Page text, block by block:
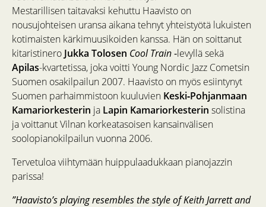
Mestarillisen taitavaksi kehuttu Haavisto on
nousujohteisen uransa aikana tehnyt yhteistyötä lukuisten
kotimaisten kärkimuusikoiden kanssa. Hän on soittanut
kitaristinero Jukka Tolosen Cool Train‐levyllä sekä
Apilas-kvartetissa, joka voitti Young Nordic Jazz Cometsin
Suomen osakilpailun 2007. Haavisto on myös esiintynyt
Suomen parhaimmistoon kuuluvien Keski­‐Pohjanmaan
Kamariorkesterin ja Lapin Kamariorkesterin solistina
ja voittanut Vilnan korkeatasoisen kansainvälisen
soolopianokilpailun vuonna 2006.
Tervetuloa viihtymään huippulaadukkaan pianojazzin
parissa!
”Haavisto’s playing resembles the style of Keith Jarrett and